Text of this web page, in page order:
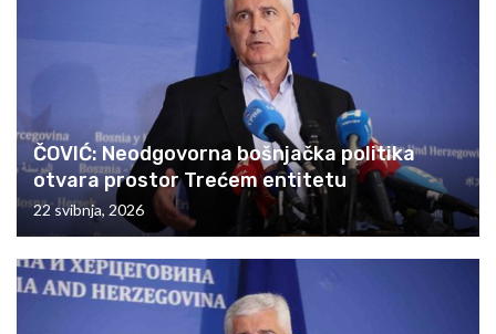
ČOVIĆ: Neodgovorna bošnjačka politika
otvara prostor Trećem entitetu
22 svibnja, 2026